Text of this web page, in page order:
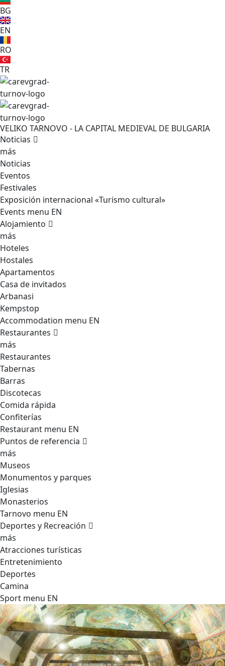
BG
EN
RO
TR
VELIKO TARNOVO - LA CAPITAL MEDIEVAL DE BULGARIA
Noticias
más
Noticias
Eventos
Festivales
Exposición internacional «Turismo cultural»
Events menu EN
Alojamiento
más
Hoteles
Hostales
Apartamentos
Casa de invitados
Arbanasi
Kempstop
Accommodation menu EN
Restaurantes
más
Restaurantes
Tabernas
Barras
Discotecas
Comida rápida
Confiterías
Restaurant menu EN
Puntos de referencia
más
Museos
Monumentos y parques
Iglesias
Monasterios
Tarnovo menu EN
Deportes y Recreación
más
Atracciones turísticas
Entretenimiento
Deportes
Camina
Sport menu EN